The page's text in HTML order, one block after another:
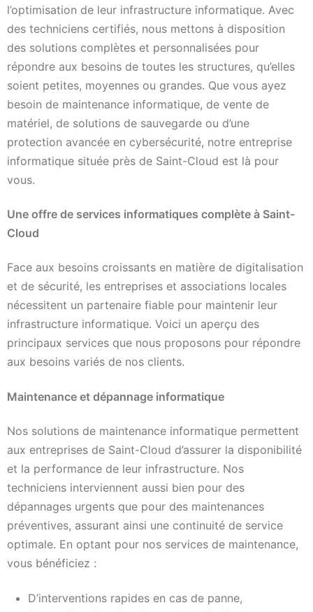
l’optimisation de leur infrastructure informatique. Avec
des techniciens certifiés, nous mettons à disposition
des solutions complètes et personnalisées pour
répondre aux besoins de toutes les structures, qu’elles
soient petites, moyennes ou grandes. Que vous ayez
besoin de maintenance informatique, de vente de
matériel, de solutions de sauvegarde ou d’une
protection avancée en cybersécurité, notre entreprise
informatique située près de Saint-Cloud est là pour
vous.
Une offre de services informatiques complète à Saint-
Cloud
Face aux besoins croissants en matière de digitalisation
et de sécurité, les entreprises et associations locales
nécessitent un partenaire fiable pour maintenir leur
infrastructure informatique. Voici un aperçu des
principaux services que nous proposons pour répondre
aux besoins variés de nos clients.
Maintenance et dépannage informatique
Nos solutions de maintenance informatique permettent
aux entreprises de Saint-Cloud d’assurer la disponibilité
et la performance de leur infrastructure. Nos
techniciens interviennent aussi bien pour des
dépannages urgents que pour des maintenances
préventives, assurant ainsi une continuité de service
optimale. En optant pour nos services de maintenance,
vous bénéficiez :
D’interventions rapides en cas de panne,